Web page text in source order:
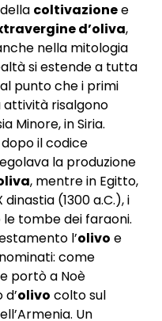
coltivazionee
d’oliva,
nella mitologia
si estende a tutta
punto che i primi
risalgono
Minore, in Siria.
il codice
la produzione
, mentre in Egitto,
(1300 a.C.), i
tombe dei faraoni.
l’olivo e
come
portò a Noè
olivo colto sul
Un